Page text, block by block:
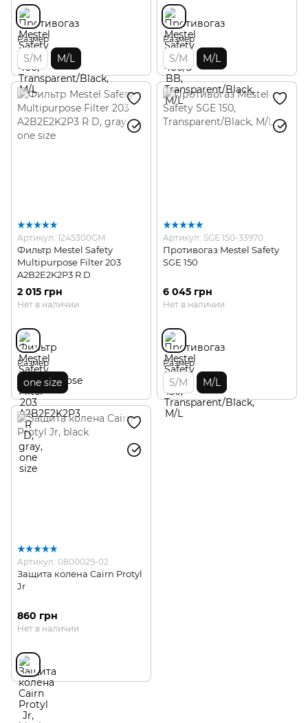
Размер
S/M M/L
Размер
S/M M/L
Артикул: 1245300GM
Фильтр Mestel Safety
Multipurpose Filter 203
A2B2E2K2P3 R D
2 015 грн
Нет в наличии
Размер
one size
Артикул: SGE 150-33970
Противогаз Mestel Safety
SGE 150
6 045 грн
Нет в наличии
Размер
S/M M/L
Артикул: 0800029-02
Защита колена Cairn Protyl
Jr
860 грн
Нет в наличии